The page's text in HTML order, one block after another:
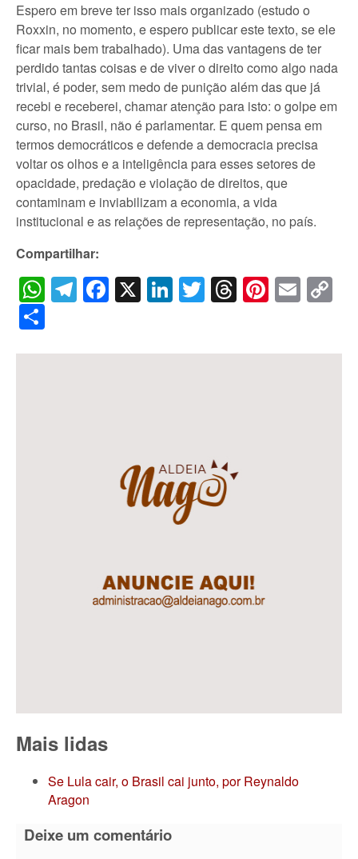
Espero em breve ter isso mais organizado (estudo o
Roxxin, no momento, e espero publicar este texto, se ele
ficar mais bem trabalhado). Uma das vantagens de ter
perdido tantas coisas e de viver o direito como algo nada
trivial, é poder, sem medo de punição além das que já
recebi e receberei, chamar atenção para isto: o golpe em
curso, no Brasil, não é parlamentar. E quem pensa em
termos democráticos e defende a democracia precisa
voltar os olhos e a inteligência para esses setores de
opacidade, predação e violação de direitos, que
contaminam e inviabilizam a economia, a vida
institucional e as relações de representação, no país.
Compartilhar:
WhatsApp
Telegram
Facebook
X LinkedIn
Twitter
Threads
Mais lidas
Se Lula cair, o Brasil cai junto, por Reynaldo
Aragon
Deixe um comentário